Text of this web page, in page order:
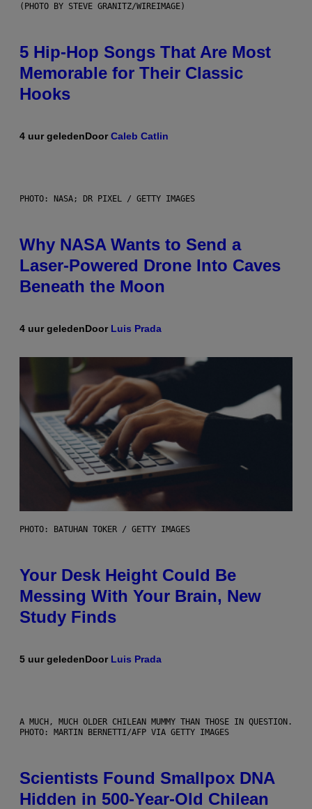
(PHOTO BY STEVE GRANITZ/WIREIMAGE)
5 Hip-Hop Songs That Are Most
Memorable for Their Classic
Hooks
4 uur geledenDoorCaleb Catlin
PHOTO: NASA; DR PIXEL / GETTY IMAGES
Why NASA Wants to Send a
Laser-Powered Drone Into Caves
Beneath the Moon
4 uur geledenDoor Luis Prada
PHOTO: BATUHAN TOKER / GETTY IMAGES
Your Desk Height Could Be
Messing With Your Brain, New
Study Finds
5 uur geledenDoor Luis Prada
A MUCH, MUCH OLDER CHILEAN MUMMY THAN THOSE IN QUESTION.
PHOTO: MARTIN BERNETTI/AFP VIA GETTY IMAGES
Scientists Found Smallpox DNA
Hidden in 500-Year-Old Chilean